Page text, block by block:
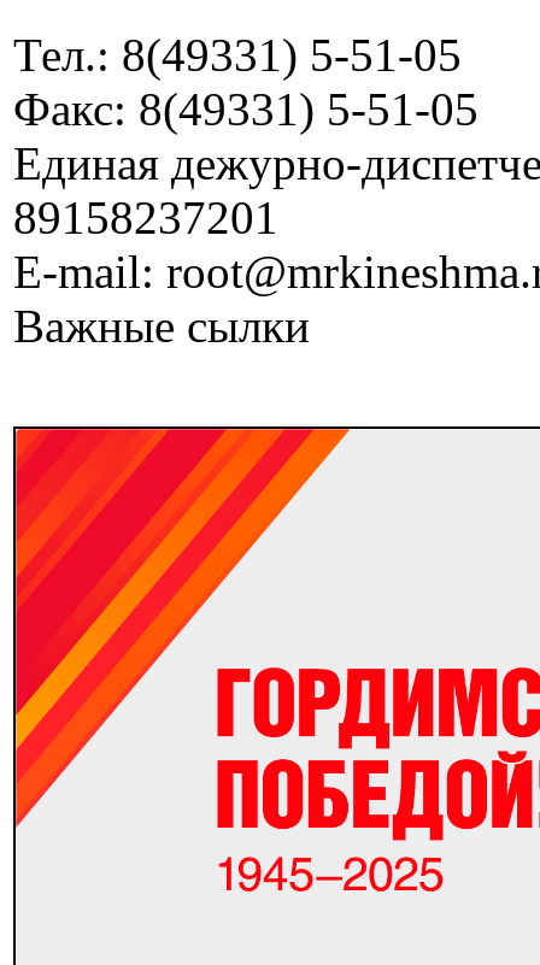
Тел.: 8(49331) 5-51-05
Факс: 8(49331) 5-51-05
Единая дежурно-
89158237201
E-mail:
Важные сылки